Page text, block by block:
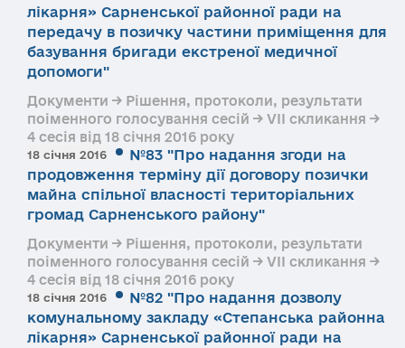
лікарня» Сарненської районної ради на
передачу в позичку частини приміщення для
базування бригади екстреної медичної
допомоги"
Документи → Рішення, протоколи, результати
поіменного голосування сесій → VII скликання →
4 сесія від 18 січня 2016 року
18 січня 2016
№83 "Про надання згоди на
продовження терміну дії договору позички
майна спільної власності територіальних
громад Сарненського району"
Документи → Рішення, протоколи, результати
поіменного голосування сесій → VII скликання →
4 сесія від 18 січня 2016 року
18 січня 2016
№82 "Про надання дозволу
комунальному закладу «Степанська районна
лікарня» Сарненської районної ради на